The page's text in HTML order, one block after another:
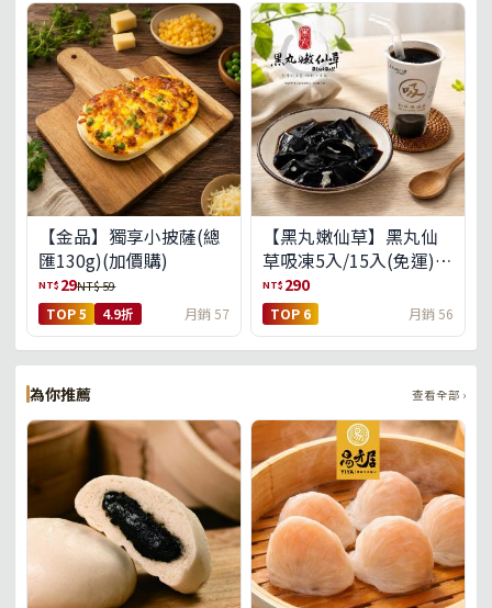
【金品】獨享小披薩(總
匯130g)(加價購)
NT$ 29NT$ 59
TOP 5 4.9折 月銷 57
【黑丸嫩仙草】黑丸仙
草吸凍5入/15入(免運)
(預購中8/14出貨)
NT$ 290
TOP 6 月銷 56
為你推薦 查看全部 ›